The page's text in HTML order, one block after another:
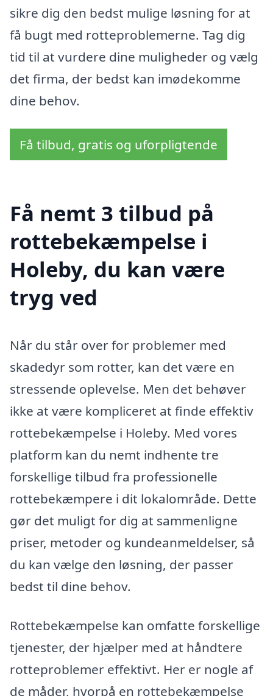
sikre dig den bedst mulige løsning for at
få bugt med rotteproblemerne. Tag dig
tid til at vurdere dine muligheder og vælg
det firma, der bedst kan imødekomme
dine behov.
Få tilbud, gratis og uforpligtende
Få nemt 3 tilbud på
rottebekæmpelse i
Holeby, du kan være
tryg ved
Når du står over for problemer med
skadedyr som rotter, kan det være en
stressende oplevelse. Men det behøver
ikke at være kompliceret at finde effektiv
rottebekæmpelse i Holeby. Med vores
platform kan du nemt indhente tre
forskellige tilbud fra professionelle
rottebekæmpere i dit lokalområde. Dette
gør det muligt for dig at sammenligne
priser, metoder og kundeanmeldelser, så
du kan vælge den løsning, der passer
bedst til dine behov.
Rottebekæmpelse kan omfatte forskellige
tjenester, der hjælper med at håndtere
rotteproblemer effektivt. Her er nogle af
de måder, hvorpå en rottebekæmpelse